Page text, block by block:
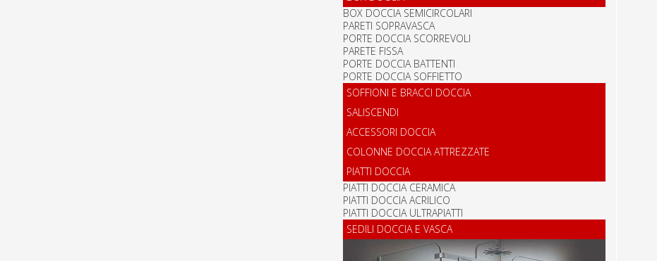
BOX DOCCIA SEMICIRCOLARI
PARETI SOPRAVASCA
PORTE DOCCIA SCORREVOLI
PARETE FISSA
PORTE DOCCIA BATTENTI
PORTE DOCCIA SOFFIETTO
SOFFIONI E BRACCI DOCCIA
SALISCENDI
ACCESSORI DOCCIA
COLONNE DOCCIA ATTREZZATE
PIATTI DOCCIA
PIATTI DOCCIA CERAMICA
PIATTI DOCCIA ACRILICO
PIATTI DOCCIA ULTRAPIATTI
SEDILI DOCCIA E VASCA